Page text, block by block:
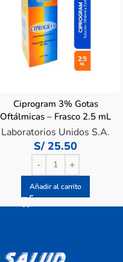
Ciprogram 3% Gotas
Oftálmicas – Frasco 2.5 mL
Laboratorios Unidos S.A.
S/ 25.50
Añadir al carrito